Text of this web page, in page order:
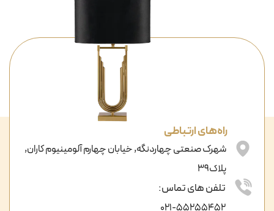
راه‌های ارتباطی
شهرک صنعتی چهاردنگه, خیابان چهارم آلومینیوم کاران,
پلاک39
تلفن های تماس:
021-55255452